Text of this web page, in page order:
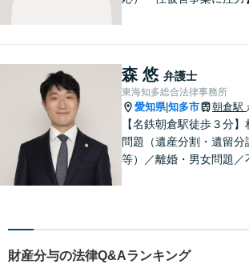
森 悠 弁護士
東海知多総合法律事務所
愛知県|知多市 朝倉駅
【名鉄朝倉駅徒歩３分】
問題（遺産分割・遺留分
等）／離婚・男女問題／
多数。
財産分与の法律Q&Aランキング